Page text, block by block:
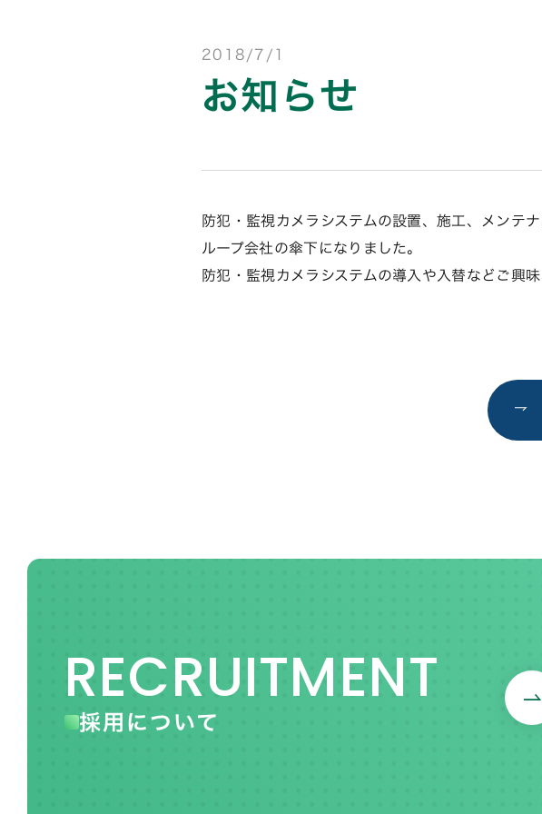
2018/7/1
お知らせ
防犯・監視カメラシステムの設置、施工、メンテ
ループ会社の傘下になりました。
防犯・監視カメラシステムの導入や入替などご興
RECRUITMENT
採用について